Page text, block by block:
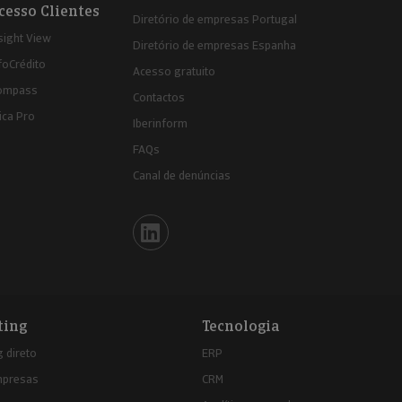
Clientes
View
Pro
Diretório de empresas Portugal
Diretório de empresas Espanha
Acesso gratuito
Contactos
Iberinform
FAQs
Canal de denúncias
Iberinform en Linkedin
direto
Tecnologia
ERP
CRM